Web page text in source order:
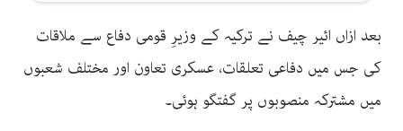
بعد ازاں ائیر چیف نے ترکیہ کے وزیرِ قومی دفاع سے ملاقات
کی جس میں دفاعی تعلقات، عسکری تعاون اور مختلف شعبوں
میں مشترکہ منصوبوں پر گفتگو ہوئی۔